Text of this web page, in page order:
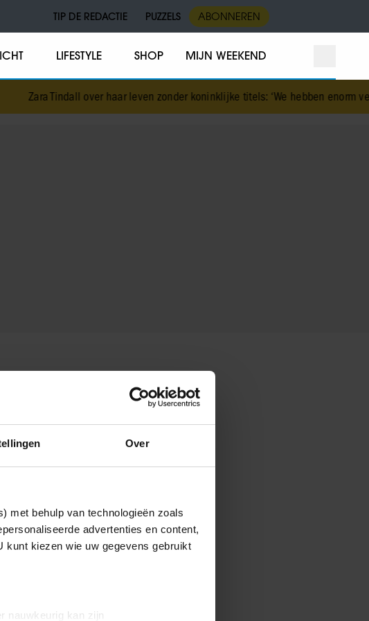
Over
met behulp van technologieën zoals
advertenties en content,
kunt kiezen wie uw gegevens gebruikt
nauwkeurig kan zijn
TIP DE REDACTIE PUZZELS ABONNEREN
LIFESTYLE SHOP MIJN WEEKEND
Zara Tindall over haar leven zonder koninklijke titels: ‘We hebben enorm veel